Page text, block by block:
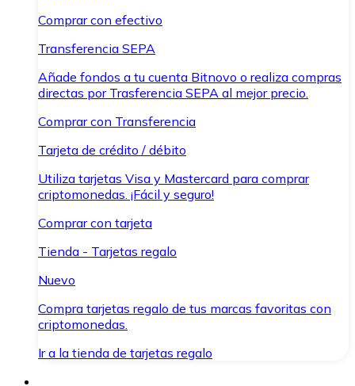
Comprar con efectivo
Transferencia SEPA
Añade fondos a tu cuenta Bitnovo o realiza compras
directas por Trasferencia SEPA al mejor precio.
Comprar con Transferencia
Tarjeta de crédito / débito
Utiliza tarjetas Visa y Mastercard para comprar
criptomonedas. ¡Fácil y seguro!
Comprar con tarjeta
Tienda - Tarjetas regalo
Nuevo
Compra tarjetas regalo de tus marcas favoritas con
criptomonedas.
Ir a la tienda de tarjetas regalo